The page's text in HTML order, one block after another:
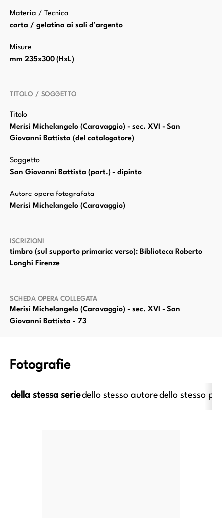
Materia / Tecnica
carta / gelatina ai sali d’argento
Misure
mm 235x300 (HxL)
TITOLO / SOGGETTO
Titolo
Merisi Michelangelo (Caravaggio) - sec. XVI - San
Giovanni Battista (del catalogatore)
Soggetto
San Giovanni Battista (part.) - dipinto
Autore opera fotografata
Merisi Michelangelo (Caravaggio)
ISCRIZIONI
timbro (sul supporto primario: verso): Biblioteca Roberto
Longhi Firenze
SCHEDA OPERA COLLEGATA
Merisi Michelangelo (Caravaggio) - sec. XVI - San
Giovanni Battista - 73
Fotografie
della stessa seriedello stesso autoredello stesso